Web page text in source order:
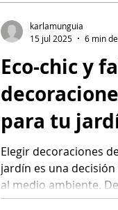
Eco-chic y
para tu
Elegir decoraciones
jardín es una
al medio ambiente.
ideas de decoración
karlamunguia
15 jul 2025
6 min